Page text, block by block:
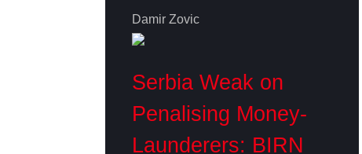
Damir Zovic
Serbia Weak on
Penalising Money-
Launderers: BIRN